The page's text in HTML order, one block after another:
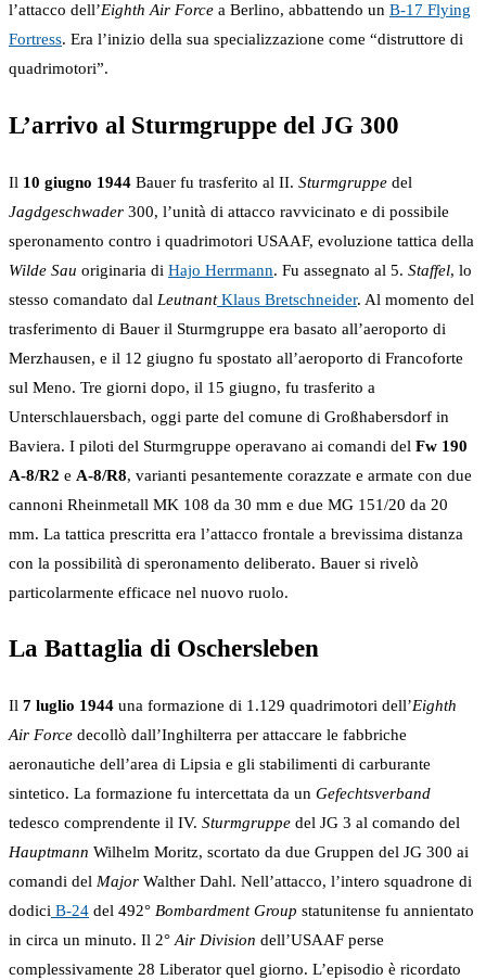
l’attacco dell’Eighth Air Force a Berlino, abbattendo un B-17 Flying
Fortress. Era l’inizio della sua specializzazione come “distruttore di
quadrimotori”.
L’arrivo al Sturmgruppe del JG 300
Il 10 giugno 1944 Bauer fu trasferito al II. Sturmgruppe del
Jagdgeschwader 300, l’unità di attacco ravvicinato e di possibile
speronamento contro i quadrimotori USAAF, evoluzione tattica della
Wilde Sau originaria di Hajo Herrmann. Fu assegnato al 5. Staffel, lo
stesso comandato dal LeutnantKlaus Bretschneider. Al momento del
trasferimento di Bauer il Sturmgruppe era basato all’aeroporto di
Merzhausen, e il 12 giugno fu spostato all’aeroporto di Francoforte
sul Meno. Tre giorni dopo, il 15 giugno, fu trasferito a
Unterschlauersbach, oggi parte del comune di Großhabersdorf in
Baviera. I piloti del Sturmgruppe operavano ai comandi del Fw 190
A-8/R2 e A-8/R8, varianti pesantemente corazzate e armate con due
cannoni Rheinmetall MK 108 da 30 mm e due MG 151/20 da 20
mm. La tattica prescritta era l’attacco frontale a brevissima distanza
con la possibilità di speronamento deliberato. Bauer si rivelò
particolarmente efficace nel nuovo ruolo.
La Battaglia di Oschersleben
Il 7 luglio 1944 una formazione di 1.129 quadrimotori dell’Eighth
Air Force decollò dall’Inghilterra per attaccare le fabbriche
aeronautiche dell’area di Lipsia e gli stabilimenti di carburante
sintetico. La formazione fu intercettata da un Gefechtsverband
tedesco comprendente il IV. Sturmgruppe del JG 3 al comando del
Hauptmann Wilhelm Moritz, scortato da due Gruppen del JG 300 ai
comandi del Major Walther Dahl. Nell’attacco, l’intero squadrone di
dodici B-24 del 492° Bombardment Group statunitense fu annientato
in circa un minuto. Il 2° Air Division dell’USAAF perse
complessivamente 28 Liberator quel giorno. L’episodio è ricordato